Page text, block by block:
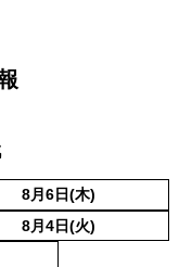
8月6日(木)
8月4日(火)